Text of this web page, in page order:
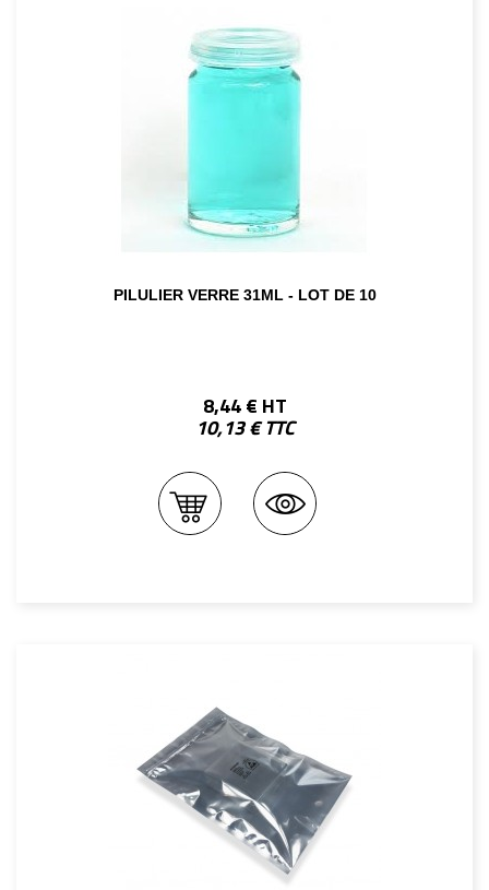
PILULIER VERRE 31ML - LOT DE 10
8,44 € HT
10,13 € TTC